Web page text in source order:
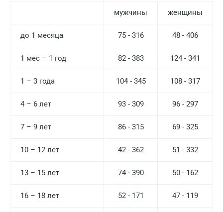
мужчины женщины
до 1 месяца 75 - 316 48 - 406
1 мес – 1 год 82 - 383 124 - 341
1 – 3 года 104 - 345 108 - 317
4 – 6 лет 93 - 309 96 - 297
7 – 9 лет 86 - 315 69 - 325
10 – 12 лет 42 - 362 51 - 332
13 – 15 лет 74 - 390 50 - 162
16 – 18 лет 52 - 171 47 - 119